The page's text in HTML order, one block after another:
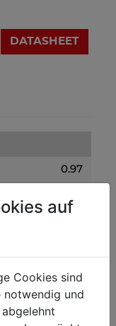
DATASHEET
0.97
0
0
auf
Cookies sind
notwendig und